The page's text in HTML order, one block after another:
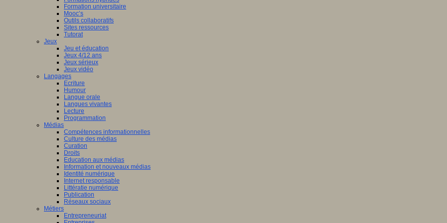
Formation universitaire
Mooc’s
Outils collaboratifs
Sites ressources
Tutorat
Jeux
Jeu et éducation
Jeux 4/12 ans
Jeux sérieux
Jeux vidéo
Langages
Ecriture
Humour
Langue orale
Langues vivantes
Lecture
Programmation
Médias
Compétences informationnelles
Culture des médias
Curation
Droits
Education aux médias
Information et nouveaux médias
Identité numérique
Internet responsable
Littératie numérique
Publication
Réseaux sociaux
Métiers
Entrepreneuriat